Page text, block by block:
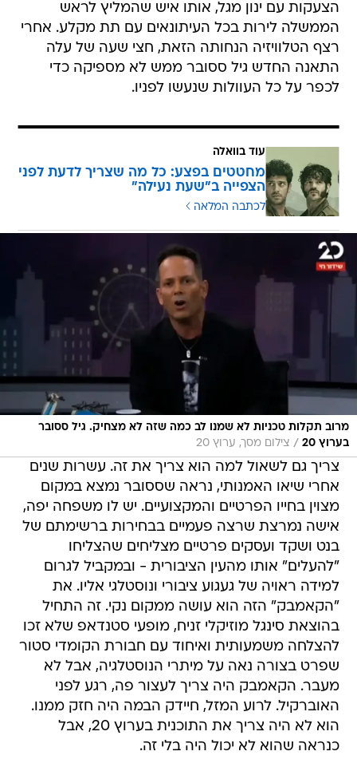
הצעקות עם ינון מגל, אותו איש שהמליץ לראש
הממשלה לירות בכל העיתונאים עם תת מקלע. אחרי
רצף הטלוויזיה הנחותה הזאת, חצי שעה של עלה
התאנה החדש גיל ססובר ממש לא מספיקה כדי
לכפר על כל העוולות שנעשו לפניו.
עוד בוואלה
מחטטים בפצע: כל מה שצריך לדעת לפני
הצפייה ב"שעת נעילה"
לכתבה המלאה
מרוב תקלות טכניות לא שמנו לב כמה שזה לא מצחיק. גיל ססובר
בערוץ 20
/ צילום מסך, ערוץ 20
צריך גם לשאול למה הוא צריך את זה. עשרות שנים
אחרי שיאו האמנותי, נראה שססובר נמצא במקום
מצוין בחייו הפרטיים והמקצועיים. יש לו משפחה יפה,
אישה נמרצת שרצה פעמיים בבחירות ברשימתם של
בנט ושקד ועסקים פרטיים מצליחים שהצליחו
"להעלים" אותו מהעין הציבורית - ובמקביל לגרום
למידה ראויה של געגוע ציבורי ונוסטלגי אליו. את
"הקאמבק" הזה הוא עושה ממקום נקי. זה התחיל
בהוצאת סינגל מוזיקלי זניח, מופעי סטנדאפ שלא זכו
להצלחה משמעותית ואיחוד עם חבורת הקומדי סטור
שפרט בצורה נאה על מיתרי הנוסטלגיה, אבל לא
מעבר. הקאמבק היה צריך לעצור פה, רגע לפני
האוברקיל. לרוע המזל, חיידק הבמה היה חזק ממנו.
הוא לא היה צריך את התוכנית בערוץ 20, אבל
כנראה שהוא לא יכול היה בלי זה.